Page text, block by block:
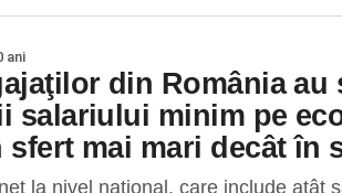
ani
din România au
salariului minim pe
sfert mai mari decât în
la nivel naţional, care include atât